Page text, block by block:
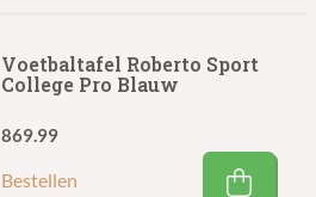
Voetbaltafel Roberto Sport
College Pro Blauw
Bestellen
869.99